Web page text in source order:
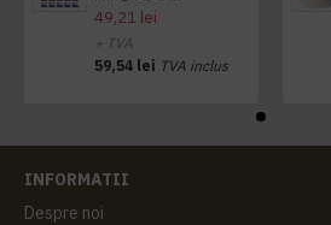
49,21 lei
+ TVA
59,54 lei TVA inclus
INFORMATII
Despre noi